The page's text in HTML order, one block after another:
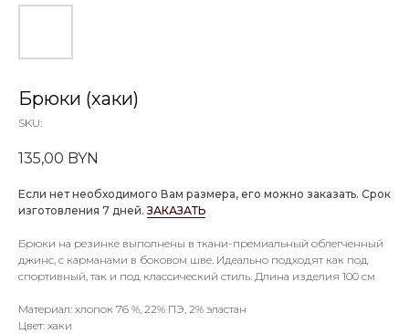
Брюки (хаки)
SKU:
135,00 BYN
Если нет необходимого Вам размера, его можно заказать. Срок
изготовления 7 дней.ЗАКАЗАТЬ
Брюки на резинке выполнены в ткани-премиальный облегченный
джинс, с карманами в боковом шве. Идеально подходят как под
спортивный, так и под классический стиль. Длина изделия 100 см
Материал: хлопок 76 %, 22% ПЭ, 2% эластан
Цвет: хаки